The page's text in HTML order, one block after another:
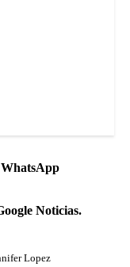
Noticias.
Lopez